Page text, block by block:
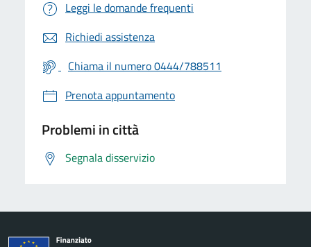
Leggi le domande frequenti
Richiedi assistenza
Chiama il numero 0444/788511
Prenota appuntamento
Problemi in città
Segnala disservizio